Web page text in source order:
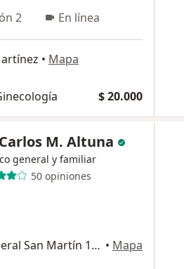
2 En línea
• Mapa
$ 20.000
M. Altuna
general y familiar
50 opiniones
Av del Libertador General San Martín 16606, San Isidro • Mapa